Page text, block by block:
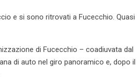
e si sono ritrovati a Fucecchio. Quasi
di Fucecchio – coadiuvata dal
di auto nel giro panoramico e, dopo il